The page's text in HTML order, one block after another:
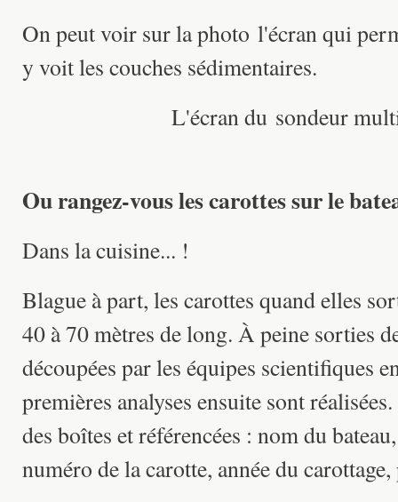
On peut voir sur la photo l'écran qui
y voit les couches sédimentaires.
L'écran du sondeur
Ou rangez-vous les carottes sur le
Dans la cuisine... !
Blague à part, les carottes quand elles
40 à 70 mètres de long. À peine sorties
découpées par les équipes scientifiques
premières analyses ensuite sont
des boîtes et référencées : nom du
numéro de la carotte, année du